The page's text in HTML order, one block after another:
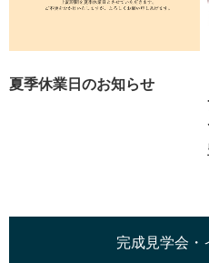
夏季休業日のお知らせ
完成見学会・